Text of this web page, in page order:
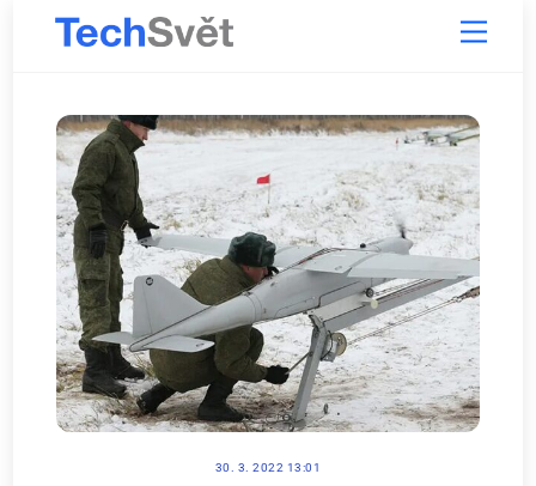
Menu
30. 3. 2022 13:01